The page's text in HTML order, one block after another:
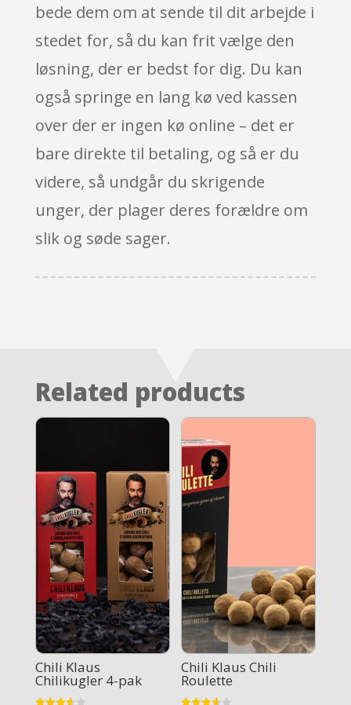
bede dem om at sende til dit arbejde i
stedet for, så du kan frit vælge den
løsning, der er bedst for dig. Du kan
også springe en lang kø ved kassen
over der er ingen kø online – det er
bare direkte til betaling, og så er du
videre, så undgår du skrigende
unger, der plager deres forældre om
slik og søde sager.
Related products
Chili Klaus
Chilikugler 4-pak
Chili Klaus Chili
Roulette